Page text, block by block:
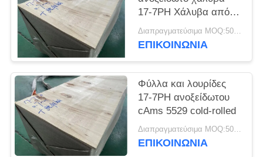
17-7PH Χάλυβα από
ανοξείδωτο χάλυβα
Διαπραγματεύσιμα MOQ:500 κλ
ΕΠΙΚΟΙΝΩΝΊΑ
Φύλλα και λουρίδες
17-7PH ανοξείδωτου
cAms 5529 cold-rolled
Διαπραγματεύσιμα MOQ:500 ΚΛ
ΕΠΙΚΟΙΝΩΝΊΑ